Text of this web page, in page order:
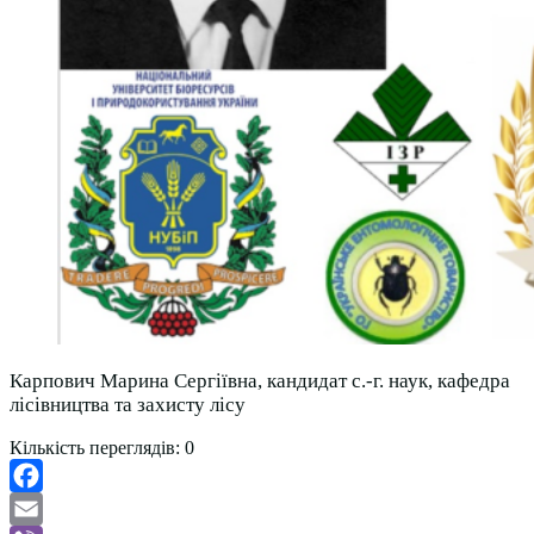
Карпович Марина Сергіївна, кандидат с.-г. наук, кафедра
лісівництва та захисту лісу
Кількість переглядів: 0
Facebook